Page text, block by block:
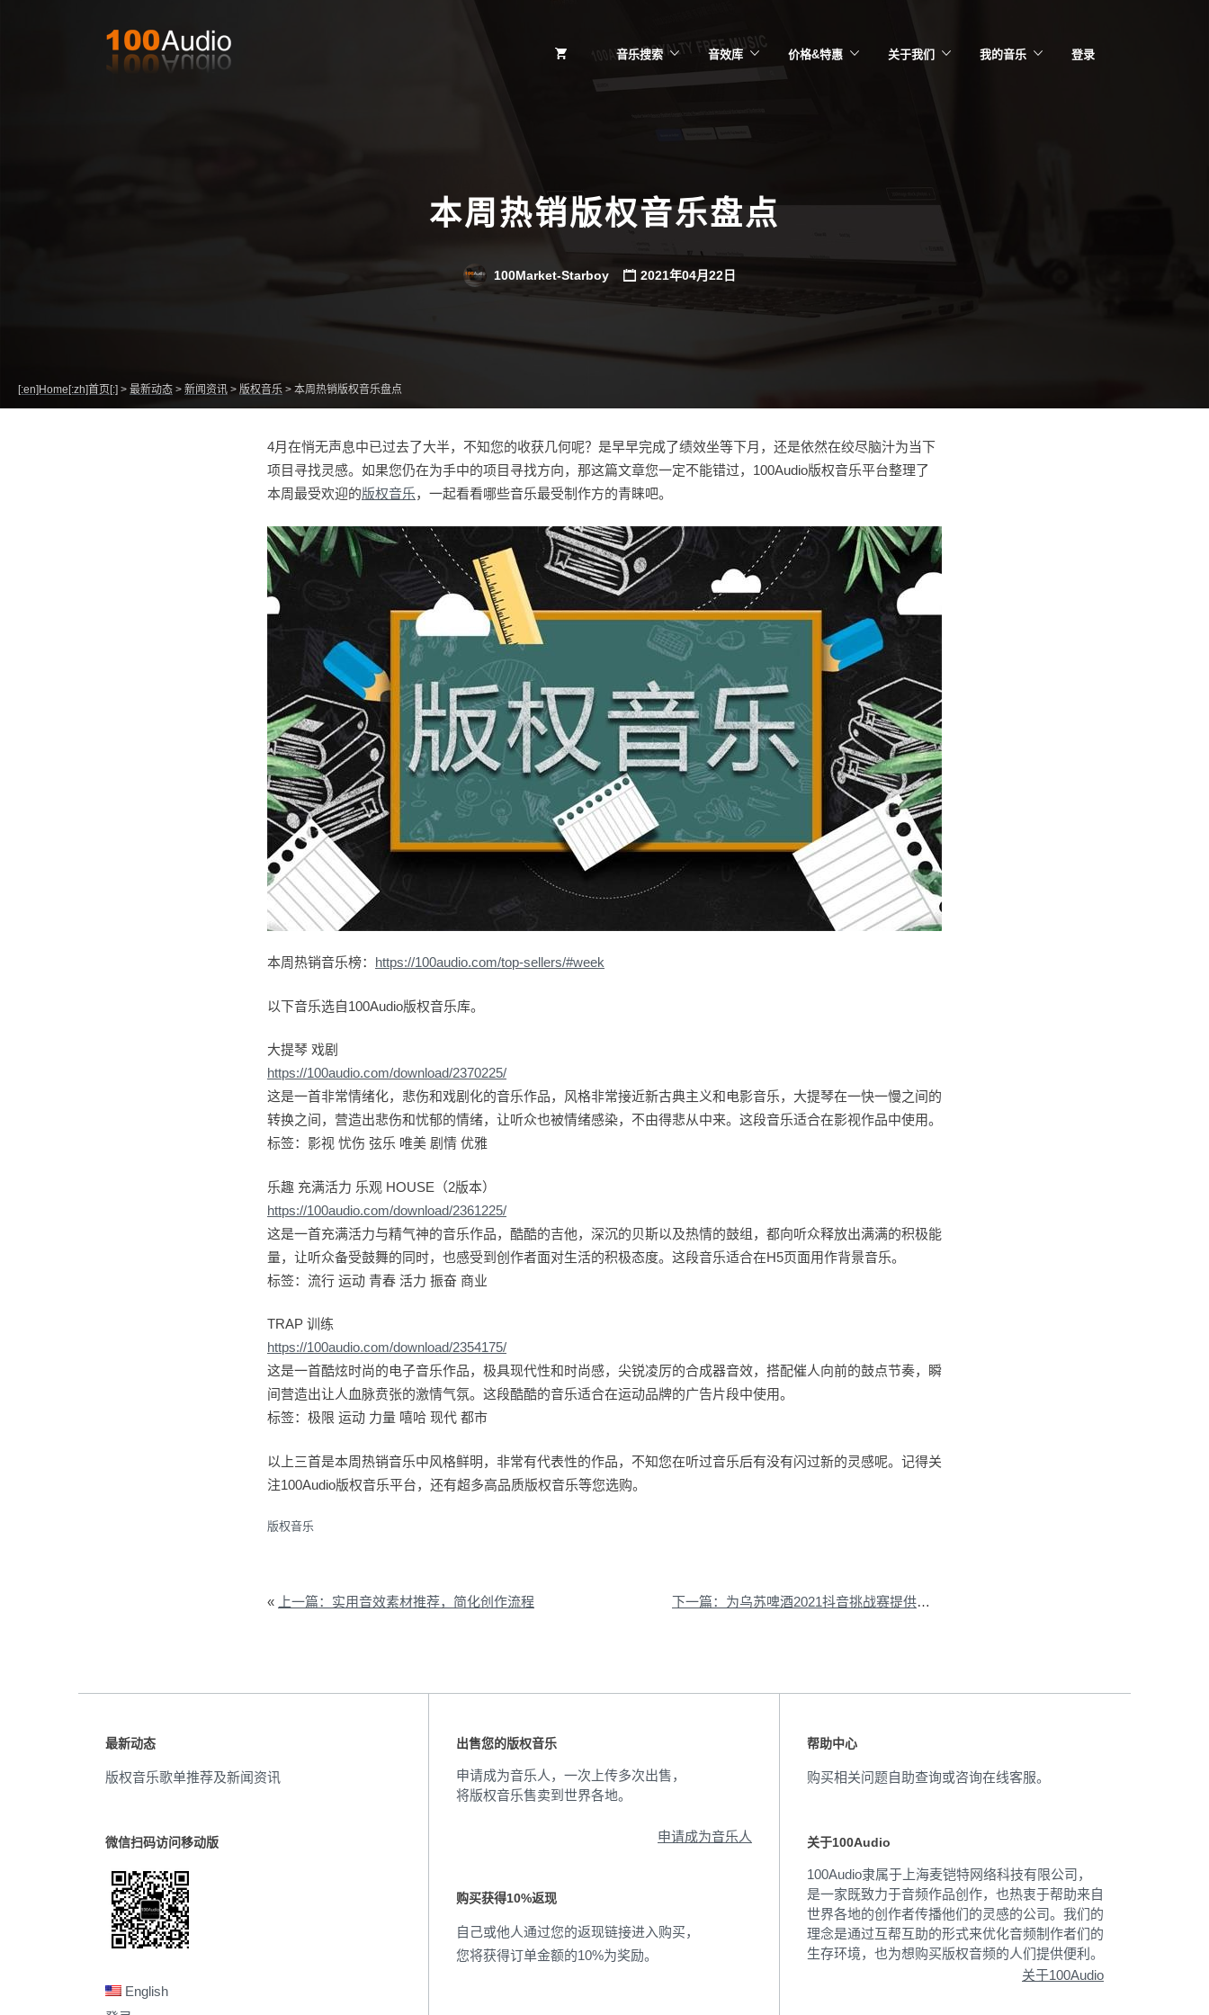
音乐搜索 音效库 价格&特惠 关于我们 我的音乐 登录
本周热销版权音乐盘点
100Market-Starboy 2021年04月22日
[:en]Home[:zh]首页[:] > 最新动态 > 新闻资讯 > 版权音乐 > 本周热销版权音乐盘点
4月在悄无声息中已过去了大半，不知您的收获几何呢？是早早完成了绩效坐等下月，还是依然在绞尽脑汁为当下
项目寻找灵感。如果您仍在为手中的项目寻找方向，那这篇文章您一定不能错过，100Audio版权音乐平台整理了
本周最受欢迎的版权音乐，一起看看哪些音乐最受制作方的青睐吧。
本周热销音乐榜： https://100audio.com/top-sellers/#week
以下音乐选自100Audio版权音乐库。
大提琴 戏剧
https://100audio.com/download/2370225/
这是一首非常情绪化，悲伤和戏剧化的音乐作品，风格非常接近新古典主义和电影音乐，大提琴在一快一慢之间的
转换之间，营造出悲伤和忧郁的情绪，让听众也被情绪感染，不由得悲从中来。这段音乐适合在影视作品中使用。
标签：影视 忧伤 弦乐 唯美 剧情 优雅
乐趣 充满活力 乐观 HOUSE（2版本）
https://100audio.com/download/2361225/
这是一首充满活力与精气神的音乐作品，酷酷的吉他，深沉的贝斯以及热情的鼓组，都向听众释放出满满的积极能
量，让听众备受鼓舞的同时，也感受到创作者面对生活的积极态度。这段音乐适合在H5页面用作背景音乐。
标签：流行 运动 青春 活力 振奋 商业
TRAP 训练
https://100audio.com/download/2354175/
这是一首酷炫时尚的电子音乐作品，极具现代性和时尚感，尖锐凌厉的合成器音效，搭配催人向前的鼓点节奏，瞬
间营造出让人血脉贲张的激情气氛。这段酷酷的音乐适合在运动品牌的广告片段中使用。
标签：极限 运动 力量 嘻哈 现代 都市
以上三首是本周热销音乐中风格鲜明，非常有代表性的作品，不知您在听过音乐后有没有闪过新的灵感呢。记得关
注100Audio版权音乐平台，还有超多高品质版权音乐等您选购。
版权音乐
« 上一篇：实用音效素材推荐，简化创作流程 下一篇：为乌苏啤酒2021抖音挑战赛提供音乐版权
最新动态
版权音乐歌单推荐及新闻资讯
微信扫码访问移动版
English
出售您的版权音乐
申请成为音乐人，一次上传多次出售，
将版权音乐售卖到世界各地。
申请成为音乐人
购买获得10%返现
自己或他人通过您的返现链接进入购买，
您将获得订单金额的10%为奖励。
帮助中心
购买相关问题自助查询或咨询在线客服。
关于100Audio
100Audio隶属于上海麦铠特网络科技有限公司，
是一家既致力于音频作品创作，也热衷于帮助来自
世界各地的创作者传播他们的灵感的公司。我们的
理念是通过互帮互助的形式来优化音频制作者们的
生存环境，也为想购买版权音频的人们提供便利。
关于100Audio